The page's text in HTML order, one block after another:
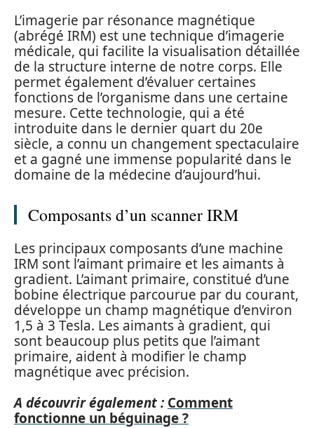
L’imagerie par résonance magnétique
(abrégé IRM) est une technique d’imagerie
médicale, qui facilite la visualisation détaillée
de la structure interne de notre corps. Elle
permet également d’évaluer certaines
fonctions de l’organisme dans une certaine
mesure. Cette technologie, qui a été
introduite dans le dernier quart du 20e
siècle, a connu un changement spectaculaire
et a gagné une immense popularité dans le
domaine de la médecine d’aujourd’hui.
Composants d’un scanner IRM
Les principaux composants d’une machine
IRM sont l’aimant primaire et les aimants à
gradient. L’aimant primaire, constitué d’une
bobine électrique parcourue par du courant,
développe un champ magnétique d’environ
1,5 à 3 Tesla. Les aimants à gradient, qui
sont beaucoup plus petits que l’aimant
primaire, aident à modifier le champ
magnétique avec précision.
A découvrir également : Comment
fonctionne un béguinage ?